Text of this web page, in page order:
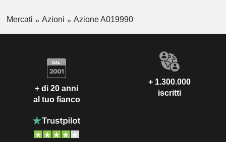
Mercati Azioni Azione A019990
+ di 20 anni
al tuo fianco
+ 1.300.000
iscritti